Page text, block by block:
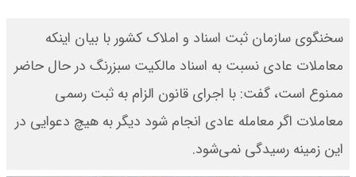
سخنگوی سازمان ثبت اسناد و املاک کشور با بیان اینکه
معاملات عادی نسبت به اسناد مالکیت سبزرنگ در حال حاضر
ممنوع است، گفت: با اجرای قانون الزام به ثبت رسمی
معاملات اگر معامله عادی انجام شود دیگر به هیچ دعوایی در
این زمینه رسیدگی نمی‌شود.